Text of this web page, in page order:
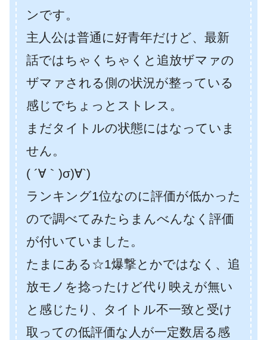
ンです。
主人公は普通に好青年だけど、最新
話ではちゃくちゃくと追放ザマァの
ザマァされる側の状況が整っている
感じでちょっとストレス。
まだタイトルの状態にはなっていま
せん。
( ´∀｀)σ)∀`)
ランキング1位なのに評価が低かった
ので調べてみたらまんべんなく評価
が付いていました。
たまにある☆1爆撃とかではなく、追
放モノを捻ったけど代り映えが無い
と感じたり、タイトル不一致と受け
取っての低評価な人が一定数居る感